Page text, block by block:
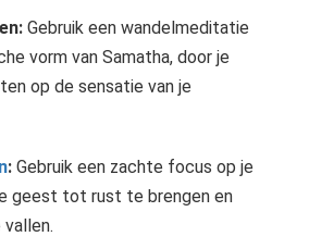
Gebruik een wandelmeditatie
vorm van Samatha, door je
op de sensatie van je
: Gebruik een zachte focus op je
geest tot rust te brengen en